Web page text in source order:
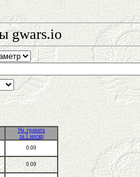
gwars.io
Ум. граната
за 1 месяц
0.00
0.00